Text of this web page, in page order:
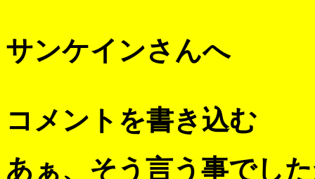
サンケインさんへ
コメントを書き込む
あぁ、そう言う事でし